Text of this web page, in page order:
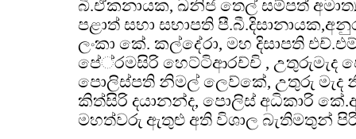
බී.ඒකනායක, ඛනිජ තෙල් සම්පත්
පළාත් සභා සභාපති
ලංකා කේ. කල්දේරා, මහ දිසාපති
පේ‍්‍රමසිරි හෙට්ටිආරච්චි , උතුරුමැද
පොලිස්පති නිමල් ලෙව්කේ, උතුරු මැද
කිත්සිරි දයානන්ද, පොලිස් අධිකාරි
මහත්වරු ඇතුළු අති විශාල බැතිමතුන්